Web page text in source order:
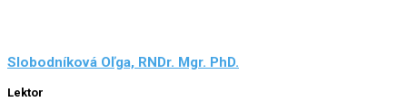
Slobodníková Oľga, RNDr. Mgr. PhD.
Lektor